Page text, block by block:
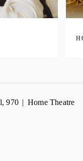
970 Home Theatre